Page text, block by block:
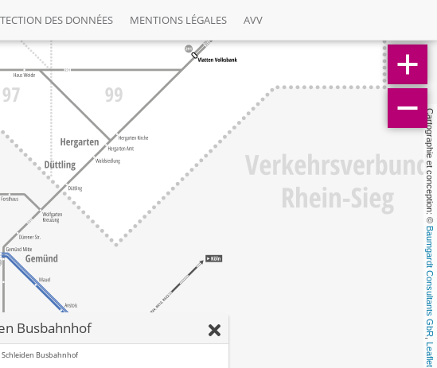
DES DONNÉES MENTIONS LÉGALES AVV
Cartographie et conception: ©
Baumgardt Consultants GbR
,
Leaflet
Busbahnhof
Schleiden Busbahnhof